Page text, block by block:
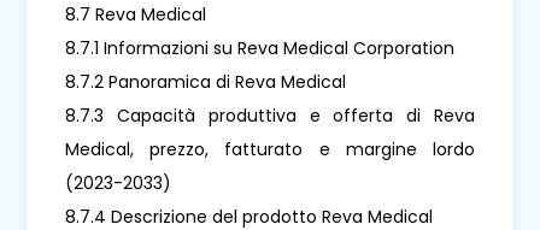
8.7 Reva Medical
8.7.1 Informazioni su Reva Medical Corporation
8.7.2 Panoramica di Reva Medical
8.7.3 Capacità produttiva e offerta di Reva
Medical, prezzo, fatturato e margine lordo
(2023-2033)
8.7.4 Descrizione del prodotto Reva Medical